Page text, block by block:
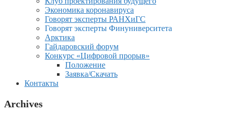
Экономика коронавируса
Говорят эксперты РАНХиГС
Говорят эксперты Финуниверситета
Арктика
Гайдаровский форум
Конкурс «Цифровой прорыв»
Положение
Заявка/Скачать
Контакты
Archives